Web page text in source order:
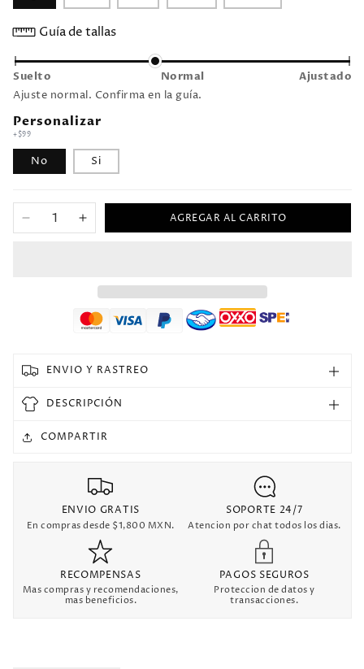
Guía de tallas
Suelto Normal Ajustado
Ajuste normal. Confirma en la guía.
Personalizar
+$99
No Si
Reducir
Manchester
Manga
corta
Versión
Fan
Retro
Aumentar
Manchester
City
corta
Versión
Retro
AGREGAR AL CARRITO
ENVIO Y RASTREO
DESCRIPCIÓN
COMPARTIR
ENVIO GRATIS
En compras desde $1,800 MXN.
SOPORTE 24/7
Atencion por chat todos los dias.
RECOMPENSAS
Mas compras y recomendaciones,
mas beneficios.
PAGOS SEGUROS
Proteccion de datos y
transacciones.